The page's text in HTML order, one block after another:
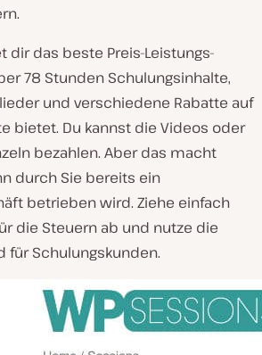
dir das beste Preis-Leistungs-
78 Stunden Schulungsinhalte,
und verschiedene Rabatte auf
bietet. Du kannst die Videos oder
bezahlen. Aber das macht
durch Sie bereits ein
betrieben wird. Ziehe einfach
die Steuern ab und nutze die
für Schulungskunden.